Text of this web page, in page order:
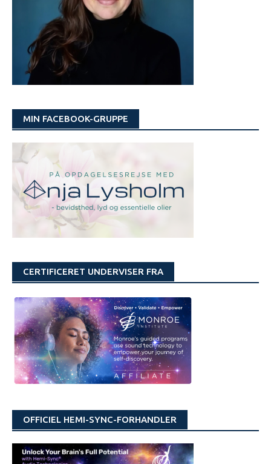
MIN FACEBOOK-GRUPPE
CERTIFICERET UNDERVISER FRA
OFFICIEL HEMI-SYNC-FORHANDLER